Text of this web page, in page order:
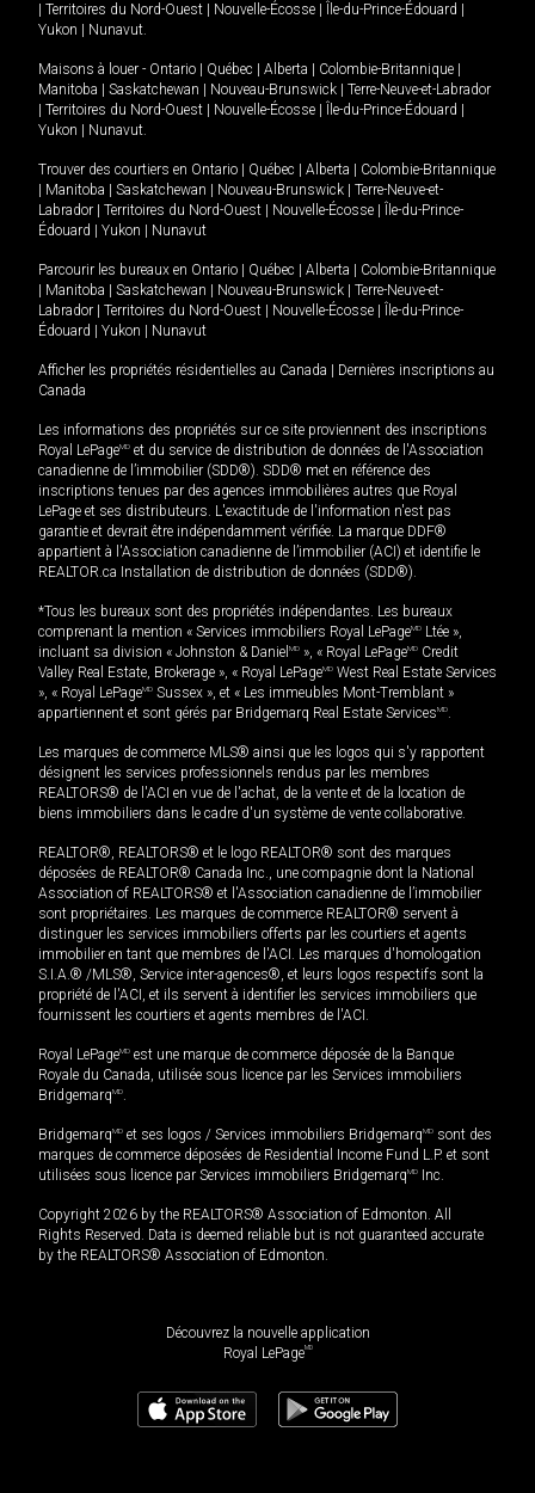
Territoires du Nord-Ouest Nouvelle-Écosse Île-du-Prince-Édouard
Yukon
Nunavut.
Maisons à louer - Ontario Québec Alberta Colombie-Britannique
Manitoba
Saskatchewan Nouveau-Brunswick
Terre-Neuve-et-Labrador
Territoires du Nord-Ouest Nouvelle-Écosse Île-du-Prince-Édouard
Yukon
Nunavut.
Trouver des courtiers en Ontario Québec Alberta
Colombie-Britannique
Manitoba Saskatchewan Nouveau-Brunswick
Terre-Neuve-et-
Labrador
Territoires du Nord-Ouest Nouvelle-Écosse
Île-du-Prince-
Édouard
Yukon Nunavut
Parcourir les bureaux en Ontario Québec Alberta
Colombie-Britannique
Manitoba Saskatchewan Nouveau-Brunswick
Terre-Neuve-et-
Labrador
Territoires du Nord-Ouest Nouvelle-Écosse
Île-du-Prince-
Édouard
Yukon Nunavut
Afficher les propriétés résidentielles au Canada
Dernières inscriptions au
Canada
Les informations des propriétés sur ce site proviennent des inscriptions
Royal LePageMD et du service de distribution de données de l'Association
canadienne de l’immobilier (SDD®). SDD® met en référence des
inscriptions tenues par des agences immobilières autres que Royal
LePage et ses distributeurs. L'exactitude de l'information n'est pas
garantie et devrait être indépendamment vérifiée. La marque DDF®
appartient à l'Association canadienne de l’immobilier (ACI) et identifie le
REALTOR.ca Installation de distribution de données (SDD®).
*Tous les bureaux sont des propriétés indépendantes. Les bureaux
comprenant la mention « Services immobiliers Royal LePageMD Ltée »,
incluant sa division « Johnston & Daniel MD », « Royal LePageMD Credit
Valley Real Estate, Brokerage », « Royal LePageMD West Real Estate Services
», « Royal LePageMD Sussex », et « Les immeubles Mont-Tremblant »
appartiennent et sont gérés par Bridgemarq Real Estate ServicesMD.
Les marques de commerce MLS® ainsi que les logos qui s'y rapportent
désignent les services professionnels rendus par les membres
REALTORS® de l'ACI en vue de l'achat, de la vente et de la location de
biens immobiliers dans le cadre d'un système de vente collaborative.
REALTOR®, REALTORS® et le logo REALTOR® sont des marques
déposées de REALTOR® Canada Inc., une compagnie dont la National
Association of REALTORS® et l'Association canadienne de l’immobilier
sont propriétaires. Les marques de commerce REALTOR® servent à
distinguer les services immobiliers offerts par les courtiers et agents
immobilier en tant que membres de l'ACI. Les marques d'homologation
S.I.A.® /MLS®, Service inter-agences®, et leurs logos respectifs sont la
propriété de l'ACI, et ils servent à identifier les services immobiliers que
fournissent les courtiers et agents membres de l'ACI.
Royal LePageMD est une marque de commerce déposée de la Banque
Royale du Canada, utilisée sous licence par les Services immobiliers
BridgemarqMD.
BridgemarqMD et ses logos / Services immobiliers BridgemarqMD sont des
marques de commerce déposées de Residential Income Fund L.P. et sont
utilisées sous licence par Services immobiliers BridgemarqMD Inc.
Copyright 2026 by the REALTORS® Association of Edmonton. All
Rights Reserved. Data is deemed reliable but is not guaranteed accurate
by the REALTORS® Association of Edmonton.
Découvrez la nouvelle application
Royal LePageMD